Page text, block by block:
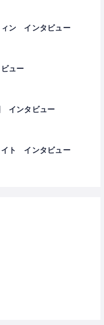
ィン インタビュー
ュー
インタビュー
イト インタビュー